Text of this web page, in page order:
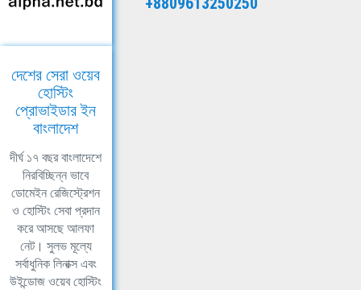
দেশের সেরা ওয়েব
হোস্টিং
প্রোভাইডার ইন
বাংলাদেশ
দীর্ঘ ১৭ বছর বাংলাদেশে
নিরবিচ্ছিন্ন ভাবে
ডোমেইন রেজিস্ট্রেশন
ও হোস্টিং সেবা প্রদান
করে আসছে আলফা
নেট। সুলভ মূল্যে
সর্বাধুনিক লিনাক্স এবং
উইন্ডোজ ওয়েব হোস্টিং